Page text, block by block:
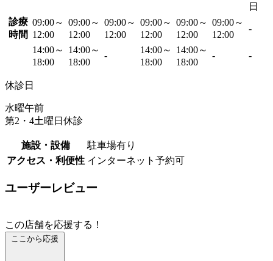
日
診療
時間
09:00～
12:00
09:00～
12:00
09:00～
12:00
09:00～
12:00
09:00～
12:00
09:00～
12:00
-
14:00～
18:00
14:00～
18:00
-
14:00～
18:00
14:00～
18:00
- -
休診日
水曜午前
第2・4土曜日休診
施設・設備
駐車場有り
アクセス・利便性 インターネット予約可
ユーザーレビュー
この店舗を応援する！
ここから応援